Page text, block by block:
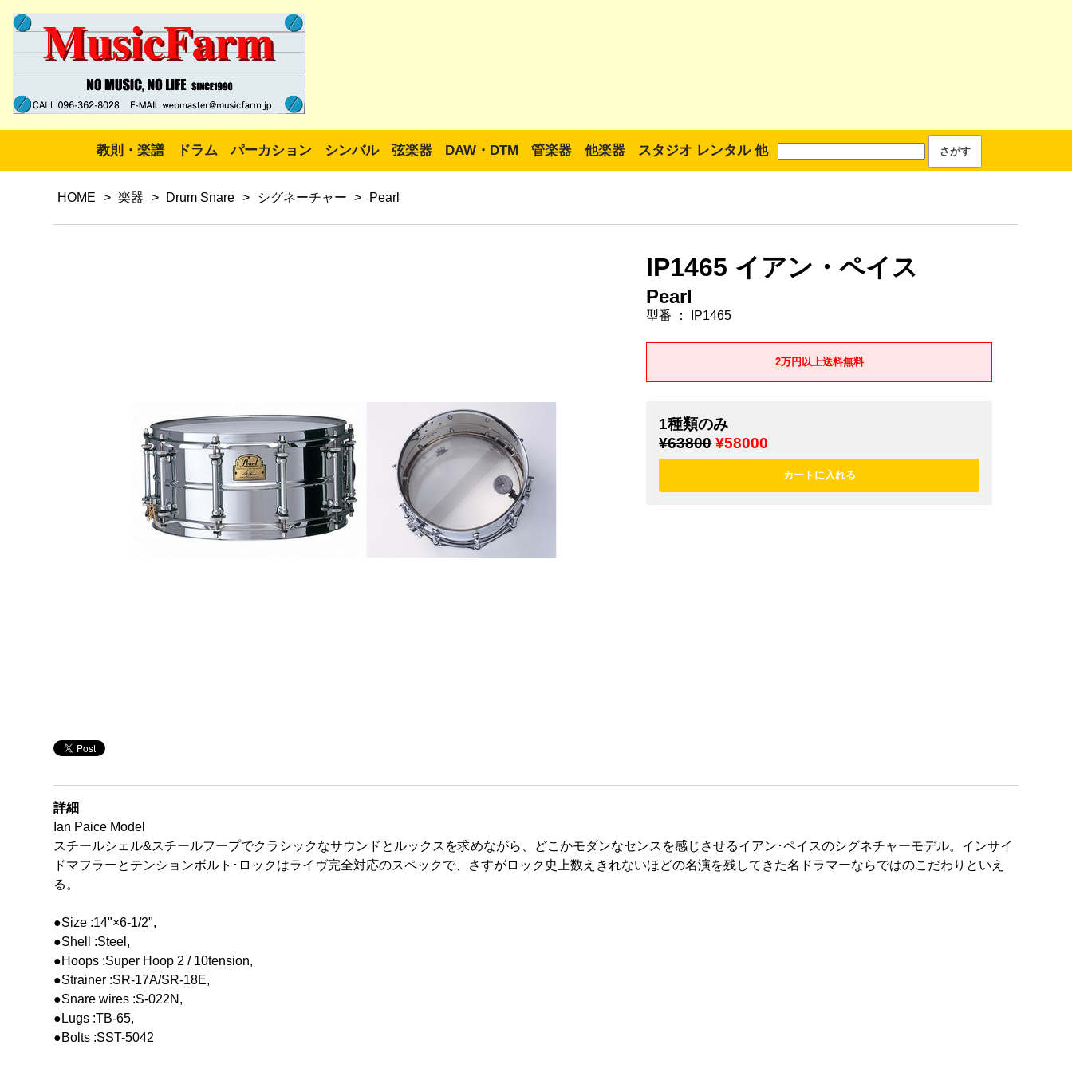
教則・楽譜 ドラム パーカション シンバル 弦楽器 DAW・DTM 管楽器 他楽器 スタジオ レンタル 他
HOME > 楽器 > Drum Snare > シグネーチャー > Pearl
IP1465 イアン・ペイス
Pearl
型番 ： IP1465
2万円以上送料無料
1種類のみ
¥63800 ¥58000
詳細
Ian Paice Model
スチールシェル&スチールフープでクラシックなサウンドとルックスを求めながら、どこかモダンなセンスを感じさせるイアン･ペイスのシグネチャーモデル。インサイ
ドマフラーとテンションボルト･ロックはライヴ完全対応のスペックで、さすがロック史上数えきれないほどの名演を残してきた名ドラマーならではのこだわりといえ
る。
●Size :14"×6-1/2",
●Shell :Steel,
●Hoops :Super Hoop 2 / 10tension,
●Strainer :SR-17A/SR-18E,
●Snare wires :S-022N,
●Lugs :TB-65,
●Bolts :SST-5042